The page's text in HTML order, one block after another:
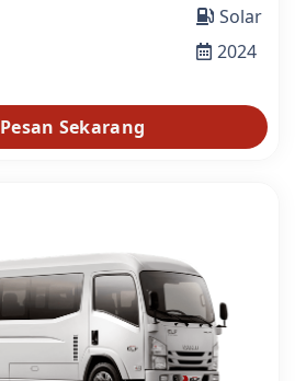
Solar
2024
Pesan Sekarang